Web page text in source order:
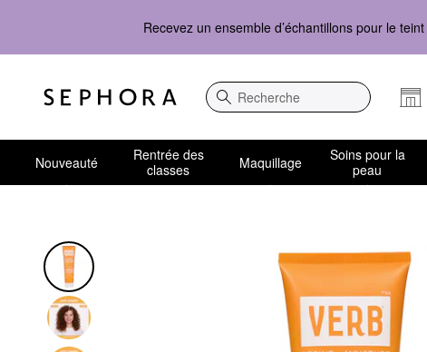
Recevez un ensemble d’échantillons pour le teint
Recherche
Nouveauté
Rentrée des
classes
Maquillage
Soins pour la
peau